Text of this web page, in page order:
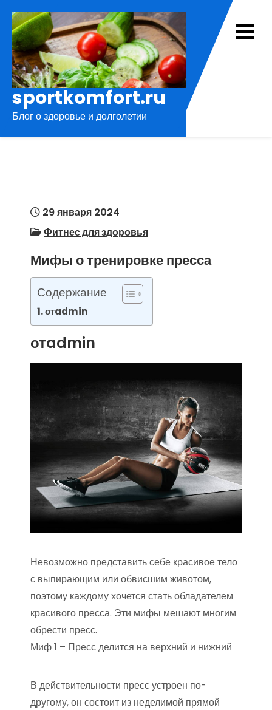
содержимому
sportkomfort.ru
Блог о здоровье и долголетии
29 января 2024
Фитнес для здоровья
Мифы о тренировке пресса
Содержание
отadmin
отadmin
Невозможно представить себе красивое тело
с выпирающим или обвисшим животом,
поэтому каждому хочется стать обладателем
красивого пресса. Эти мифы мешают многим
обрести пресс.
Миф 1 – Пресс делится на верхний и нижний
В действительности пресс устроен по-
другому, он состоит из неделимой прямой